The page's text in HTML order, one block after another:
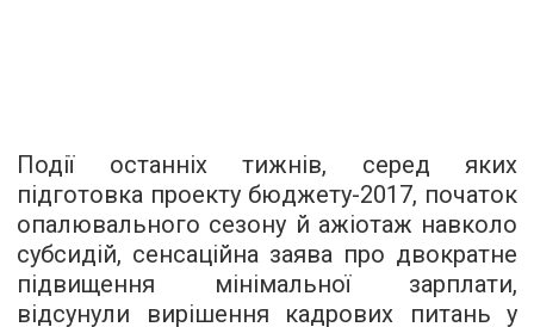
Події останніх тижнів, серед яких
підготовка проекту бюджету-2017, початок
опалювального сезону й ажіотаж навколо
субсидій, сенсаційна заява про двократне
підвищення мінімальної зарплати,
відсунули вирішення кадрових питань у